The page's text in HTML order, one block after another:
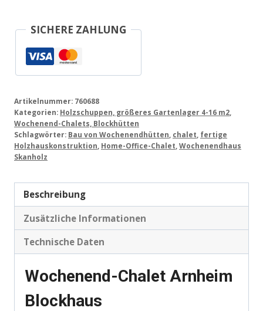
SICHERE ZAHLUNG
Artikelnummer: 760688
Kategorien: Holzschuppen, größeres Gartenlager 4-16 m2
Wochenend-Chalets, Blockhütten
Schlagwörter: Bau von Wochenendhütten chalet fertige
Holzhauskonstruktion Home-Office-Chalet Wochenendhaus
Skanholz
Beschreibung
Zusätzliche Informationen
Technische Daten
Wochenend-Chalet Arnheim
Blockhaus